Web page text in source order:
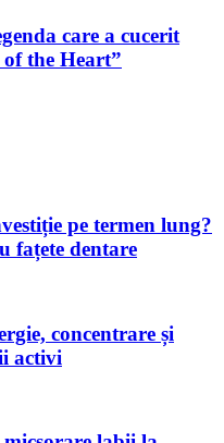
care a cucerit
the Heart”
pe termen lung?
fațete dentare
concentrare și
activi